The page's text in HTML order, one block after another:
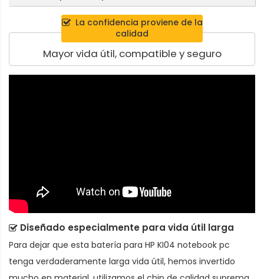
La confidencia proviene de la
calidad
Mayor vida útil, compatible y seguro
Diseñado especialmente para vida útil larga
Para dejar que esta batería para HP KI04 notebook pc
tenga verdaderamente larga vida útil, hemos invertido